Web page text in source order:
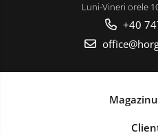
Luni-Vineri orele
+40